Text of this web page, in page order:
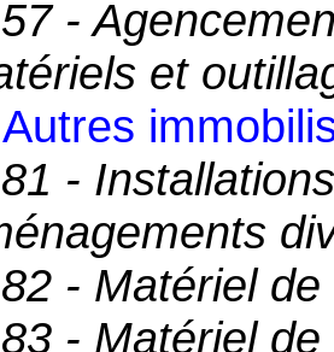
-
et
-
- Matériel
- Matériel